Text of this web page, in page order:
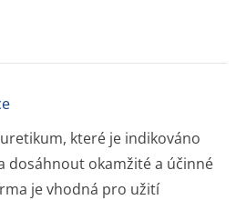
které je indikováno
dosáhnout okamžité a účinné
je vhodná pro užití